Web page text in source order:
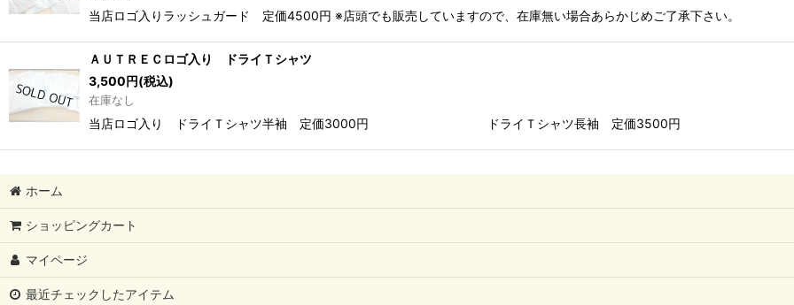
当店ロゴ入りラッシュガード 定価4500円 ※店頭でも販売していますので、在庫無い場合あらかじめご了承下さい。
ＡＵＴＲＥＣロゴ入り ドライＴシャツ
3,500円(税込)
在庫なし
当店ロゴ入り ドライＴシャツ半袖 定価3000円 ドライＴシャツ長袖 定価3500円
ホーム
ショッピングカート
マイページ
最近チェックしたアイテム